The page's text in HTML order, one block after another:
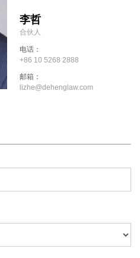
李哲
合伙人
电话：
+86 10 5268 2888
邮箱：
lizhe@dehenglaw.com